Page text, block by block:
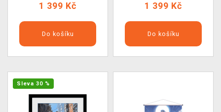
1 399 Kč
Do košíku
1 399 Kč
Do košíku
Sleva 30 %